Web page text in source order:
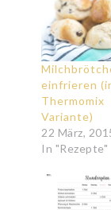
einfrieren
Thermomix
Variante)
22 März,
In "Rezepte"